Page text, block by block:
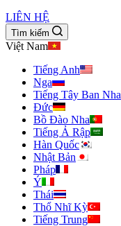
LIÊN HỆ
Tìm kiếm
Việt Nam
Tiếng Anh
Nga
Tiếng Tây Ban Nha
Đức
Bồ Đào Nha
Tiếng Ả Rập
Hàn Quốc
Nhật Bản
Pháp
Ý
Thái
Thổ Nhĩ Kỳ
Tiếng Trung